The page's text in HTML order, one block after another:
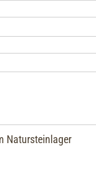
Natursteinlager